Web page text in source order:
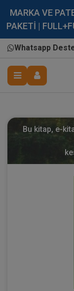
MARKA VE
PAKETİ |
Whatsapp
Bu kitap, e-